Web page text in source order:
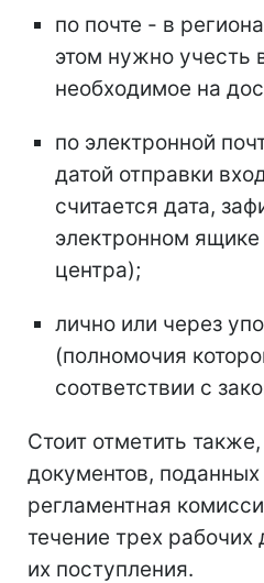
по почте - в
этом нужно учесть
необходимое на
по электронной
датой отправки
считается дата,
электронном ящике
центра);
лично или через
(полномочия
соответствии с
Стоит отметить
документов,
регламентная
течение трех
их поступления.